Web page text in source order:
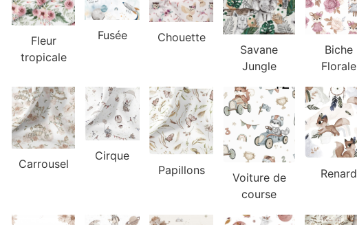
Fleur
tropicale
Fusée
Chouette
Savane
Jungle
Biche
Florale
Carrousel
Cirque
Papillons
Voiture de
course
Renard